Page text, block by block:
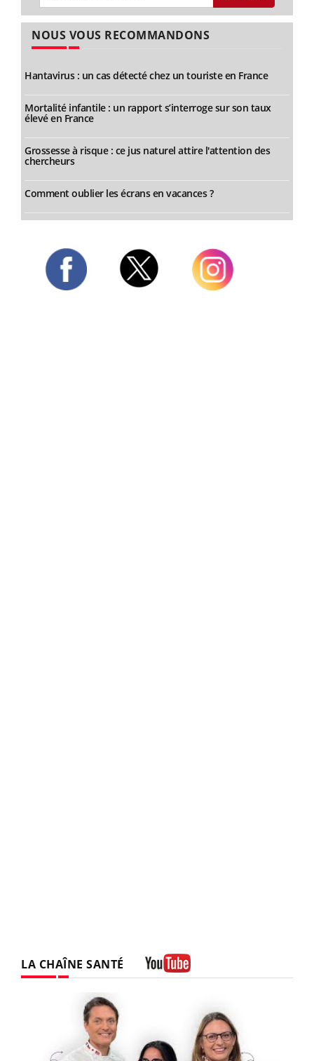
NOUS VOUS RECOMMANDONS
Hantavirus : un cas détecté chez un touriste en France
Mortalité infantile : un rapport s’interroge sur son taux
élevé en France
Grossesse à risque : ce jus naturel attire l'attention des
chercheurs
Comment oublier les écrans en vacances ?
LA CHAÎNE SANTÉ